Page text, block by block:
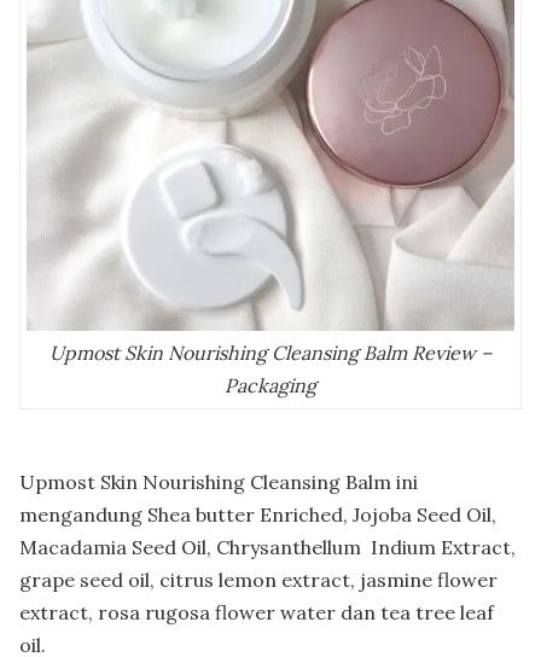
Upmost Skin Nourishing Cleansing Balm Review –
Packaging
Upmost Skin Nourishing Cleansing Balm ini
mengandung Shea butter Enriched, Jojoba Seed Oil,
Macadamia Seed Oil, Chrysanthellum Indium Extract,
grape seed oil, citrus lemon extract, jasmine flower
extract, rosa rugosa flower water dan tea tree leaf
oil.